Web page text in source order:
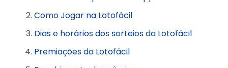
Como Jogar na Lotofácil
Dias e horários dos sorteios da Lotofácil
Premiações da Lotofácil